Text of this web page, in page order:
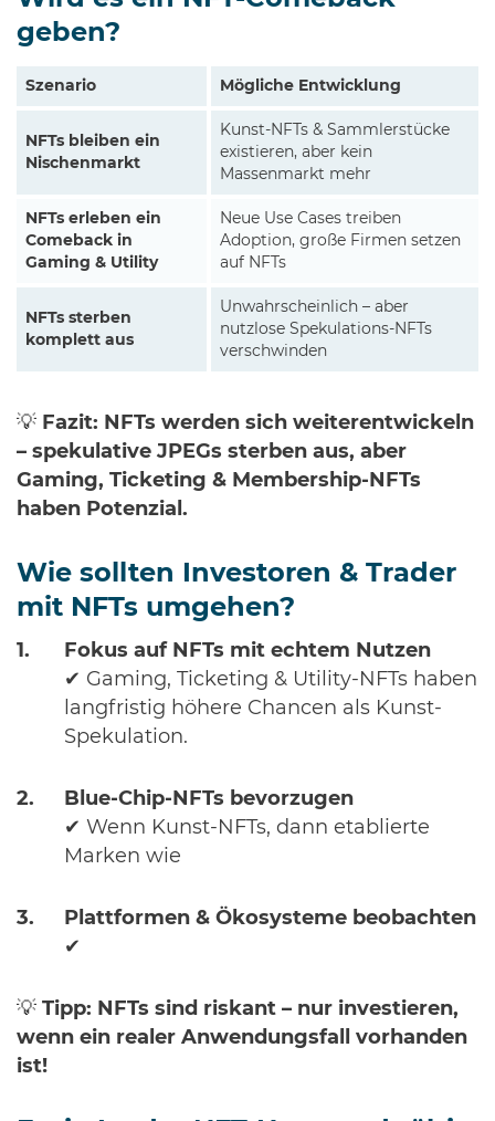
geben?
Szenario Mögliche Entwicklung
NFTs bleiben ein
Nischenmarkt
Kunst-NFTs & Sammlerstücke
existieren, aber kein
Massenmarkt mehr
NFTs erleben ein
Comeback in
Gaming & Utility
Neue Use Cases treiben
Adoption, große Firmen setzen
auf NFTs
NFTs sterben
komplett aus
Unwahrscheinlich – aber
nutzlose Spekulations-NFTs
verschwinden
💡 Fazit: NFTs werden sich weiterentwickeln
– spekulative JPEGs sterben aus, aber
Gaming, Ticketing & Membership-NFTs
haben Potenzial.
Wie sollten Investoren & Trader
mit NFTs umgehen?
Fokus auf NFTs mit echtem Nutzen
✔ Gaming, Ticketing & Utility-NFTs haben
langfristig höhere Chancen als Kunst-
Spekulation.
Blue-Chip-NFTs bevorzugen
✔ Wenn Kunst-NFTs, dann etablierte
Marken wie
Plattformen & Ökosysteme beobachten
✔
💡 Tipp: NFTs sind riskant – nur investieren,
wenn ein realer Anwendungsfall vorhanden
ist!